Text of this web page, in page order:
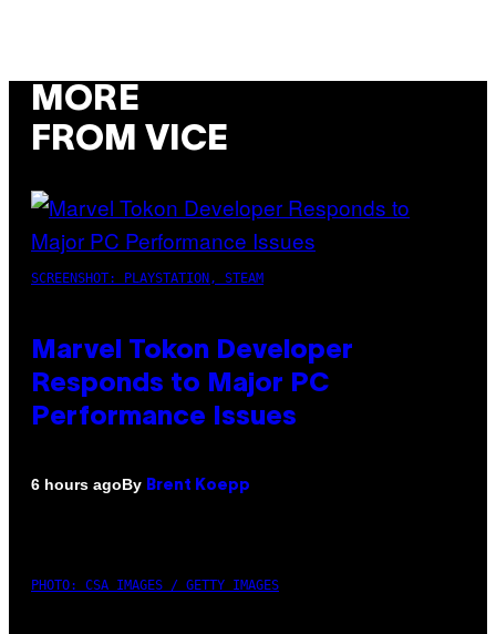
MORE
FROM VICE
SCREENSHOT: PLAYSTATION, STEAM
Marvel Tokon Developer
Responds to Major PC
Performance Issues
6 hours agoBy Brent Koepp
PHOTO: CSA IMAGES / GETTY IMAGES